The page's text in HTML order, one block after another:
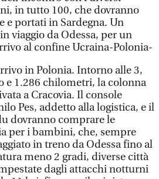
in tutto 100, che dovranno
e portati in Sardegna. Un
viaggio da Odessa, per un
al confine Ucraina-Polonia-
in Polonia. Intorno alle 3,
e 1.286 chilometri, la colonna
a Cracovia. Il console
Pes, addetto alla logistica, e il
dovranno comprare le
per i bambini, che, sempre
in treno da Odessa fino al
meno 2 gradi, diverse città
dagli attacchi notturni